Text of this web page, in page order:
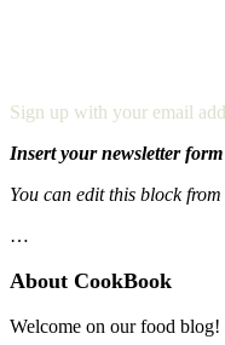
Sign up with your email
Insert your newsletter
You can edit this block
…
About CookBook
Welcome on our food blog!